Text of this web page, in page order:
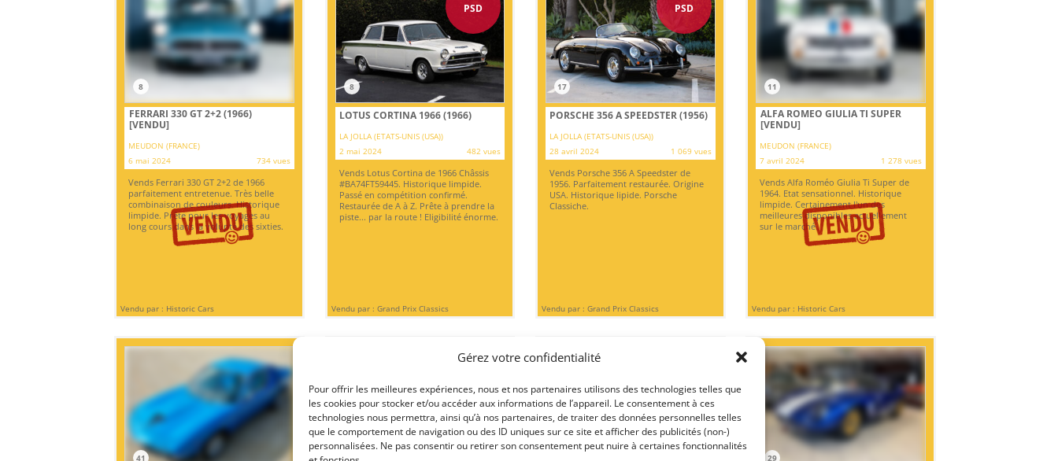
Gérez votre confidentialité
Pour offrir les meilleures expériences, nous et nos partenaires utilisons des technologies telles que
les cookies pour stocker et/ou accéder aux informations de l’appareil. Le consentement à ces
technologies nous permettra, ainsi qu’à nos partenaires, de traiter des données personnelles telles
que le comportement de navigation ou des ID uniques sur ce site et afficher des publicités (non-)
personnalisées. Ne pas consentir ou retirer son consentement peut nuire à certaines fonctionnalités
8
FERRARI 330 GT 2+2 (1966)
[VENDU]
MEUDON (FRANCE)
6 mai 2024
734 vues
Vends Ferrari 330 GT 2+2 de 1966
parfaitement entretenue. Très belle
combinaison de couleurs. Historique
limpide. Prête pour les voyages au
long cours dans la volupté des sixties.
Vendu par : Historic Cars
PSD
8
LOTUS CORTINA 1966 (1966)
LA JOLLA (ETATS-UNIS (USA))
2 mai 2024
482 vues
Vends Lotus Cortina de 1966 Châssis
#BA74FT59445. Historique limpide.
Passé en compétition confirmé.
Restaurée de A à Z. Prête à prendre la
piste... par la route ! Eligibilité énorme.
Vendu par : Grand Prix Classics
PSD
17
PORSCHE 356 A SPEEDSTER (1956)
LA JOLLA (ETATS-UNIS (USA))
28 avril 2024
1 069 vues
Vends Porsche 356 A Speedster de
1956. Parfaitement restaurée. Origine
USA. Historique lipide. Porsche
Classiche.
Vendu par : Grand Prix Classics
11
ALFA ROMEO GIULIA TI SUPER
[VENDU]
MEUDON (FRANCE)
7 avril 2024
1 278 vues
Vends Alfa Roméo Giulia Ti Super de
1964. Etat sensationnel. Historique
limpide. Certainement l'un des
meilleures disponibles actuellement
sur le marché.
Vendu par : Historic Cars
41 40 29